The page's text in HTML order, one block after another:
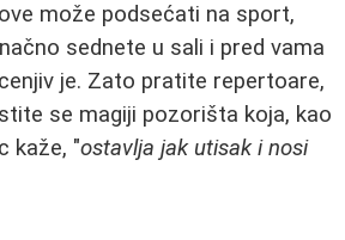
može podsećati na sport,
sednete u sali i pred vama
je. Zato pratite repertoare,
se magiji pozorišta koja, kao
kaže, "ostavlja jak utisak i nosi